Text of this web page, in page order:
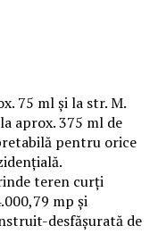
75 ml și la str. M.
aprox. 375 ml de
pentru orice
teren curți
mp și
desfășurată de